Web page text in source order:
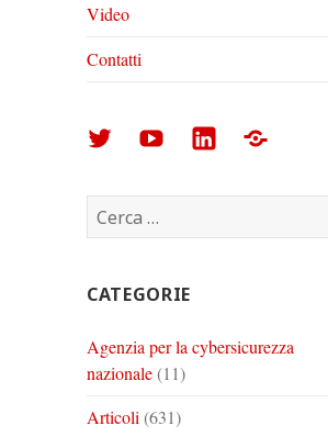
Video
Contatti
Arturo
Corinto
su
Arturo
Corinto
su
Arturo
su
Foto
Ricerca
per:
CATEGORIE
Agenzia per la cybersicurezza
nazionale(11)
Articoli (631)